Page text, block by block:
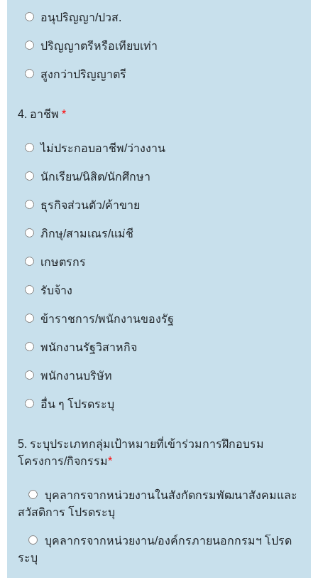
อนุปริญญา/ปวส.
ปริญญาตรีหรือเทียบเท่า
สูงกว่าปริญญาตรี
4. อาชีพ *
ไม่ประกอบอาชีพ/ว่างงาน
นักเรียน/นิสิต/นักศึกษา
ธุรกิจส่วนตัว/ค้าขาย
ภิกษุ/สามเณร/แม่ชี
เกษตรกร
รับจ้าง
ข้าราชการ/พนักงานของรัฐ
พนักงานรัฐวิสาหกิจ
พนักงานบริษัท
อื่น ๆ โปรดระบุ
5. ระบุประเภทกลุ่มเป้าหมายที่เข้าร่วมการฝึกอบรม
โครงการ/กิจกรรม*
บุคลากรจากหน่วยงานในสังกัดกรมพัฒนาสังคมและ
สวัสดิการ โปรดระบุ
บุคลากรจากหน่วยงาน/องค์กรภายนอกกรมฯ โปรด
ระบุ